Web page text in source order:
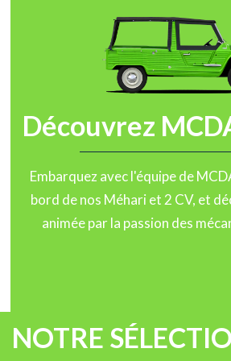
Découvrez
Embarquez avec l'équipe de
bord de nos Méhari et 2 CV, et
animée par la passion des
NOTRE